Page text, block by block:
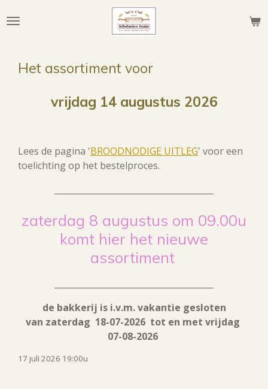
direct
hoofdinhoud
Het assortiment voor
vrijdag 14 augustus 2026
Lees de pagina 'BROODNODIGE UITLEG' voor een
toelichting op het bestelproces.
zaterdag 8 augustus om 09.00u
komt hier het nieuwe
assortiment
de bakkerij is i.v.m. vakantie gesloten
van zaterdag 18-07-2026 tot en met vrijdag
07-08-2026
17 juli 2026 19:00u